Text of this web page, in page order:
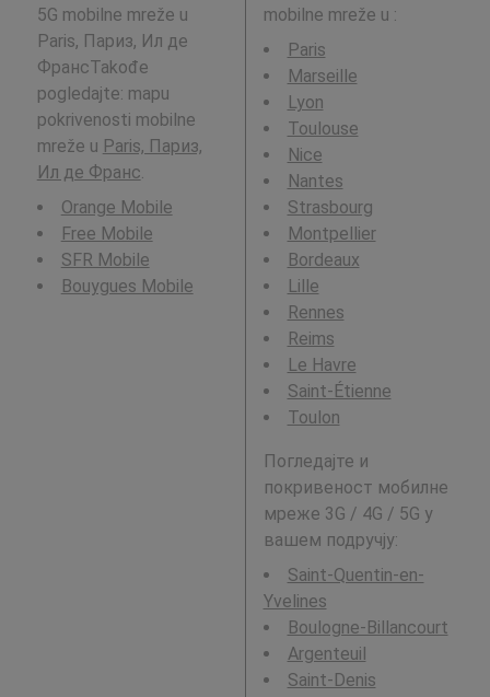
5G mobilne mreže u
Paris, Париз, Ил де
ФрансTakođe
pogledajte: mapu
pokrivenosti mobilne
mreže u Paris, Париз,
Ил де Франс
Orange Mobile
Free Mobile
SFR Mobile
Bouygues Mobile
mobilne mreže u :
Paris
Marseille
Lyon
Toulouse
Nice
Nantes
Strasbourg
Montpellier
Bordeaux
Lille
Rennes
Reims
Le Havre
Saint-Étienne
Toulon
Погледајте и
покривеност мобилне
мреже 3G / 4G / 5G у
вашем подручју:
Saint-Quentin-en-
Yvelines
Boulogne-Billancourt
Argenteuil
Saint-Denis